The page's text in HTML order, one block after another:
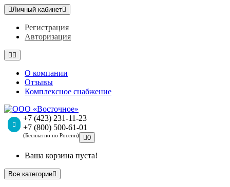
Личный кабинет
Регистрация
Авторизация
О компании
Отзывы
Комплексное снабжение
+7 (423) 231-11-23
+7 (800) 500-61-01
(Бесплатно по России) 0
Ваша корзина пуста!
Все категории